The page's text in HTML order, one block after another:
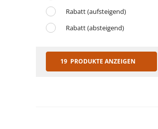
Rabatt (aufsteigend)
Rabatt (absteigend)
19 PRODUKTE ANZEIGEN